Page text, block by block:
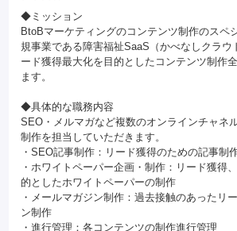
◆ミッション
BtoBマーケティングのコンテンツ制作のスペ
規事業である障害福祉SaaS（かべなしクラウ
ード獲得最大化を目的としたコンテンツ制作
ます。
◆具体的な職務内容
SEO・メルマガなど複数のオンラインチャネ
制作を担当していただきます。
・SEO記事制作：リード獲得のための記事制
・ホワイトペーパー企画・制作：リード獲得
的としたホワイトペーパーの制作
・メールマガジン制作：過去接触のあったリ
ン制作
・進行管理：各コンテンツの制作進行管理